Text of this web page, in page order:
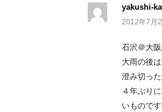
yakushi-
2012年7月
石沢＠大
大雨の後
澄み切っ
４年ぶり
いもので